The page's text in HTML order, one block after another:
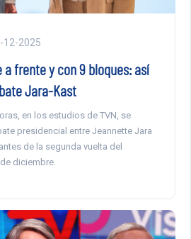
12-2025
frente y con 9 bloques: así
Jara-Kast
en los estudios de TVN, se
presidencial entre Jeannette Jara
de la segunda vuelta del
diciembre.